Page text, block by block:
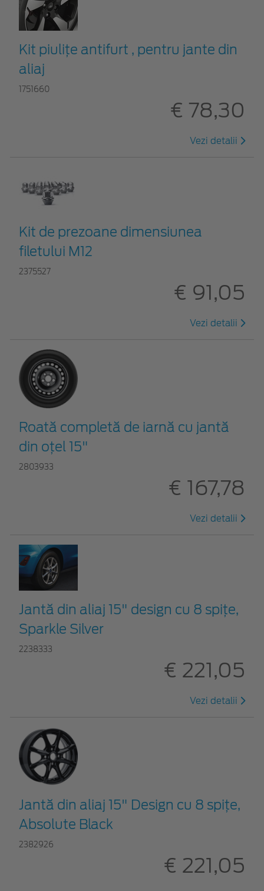
Kit piuliţe antifurt , pentru jante din
aliaj
1751660
€ 78,30
Vezi detalii
Kit de prezoane dimensiunea
filetului M12
2375527
€ 91,05
Vezi detalii
Roată completă de iarnă cu jantă
din oțel 15"
2803933
€ 167,78
Vezi detalii
Jantă din aliaj 15" design cu 8 spițe,
Sparkle Silver
2238333
€ 221,05
Vezi detalii
Jantă din aliaj 15" Design cu 8 spiţe,
Absolute Black
2382926
€ 221,05